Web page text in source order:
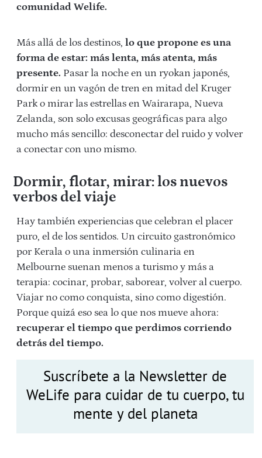
comunidad Welife.
Más allá de los destinos, lo que propone es una
forma de estar: más lenta, más atenta, más
presente. Pasar la noche en un ryokan japonés,
dormir en un vagón de tren en mitad del Kruger
Park o mirar las estrellas en Wairarapa, Nueva
Zelanda, son solo excusas geográficas para algo
mucho más sencillo: desconectar del ruido y volver
a conectar con uno mismo.
Dormir, flotar, mirar: los nuevos
verbos del viaje
Hay también experiencias que celebran el placer
puro, el de los sentidos. Un circuito gastronómico
por Kerala o una inmersión culinaria en
Melbourne suenan menos a turismo y más a
terapia: cocinar, probar, saborear, volver al cuerpo.
Viajar no como conquista, sino como digestión.
Porque quizá eso sea lo que nos mueve ahora:
recuperar el tiempo que perdimos corriendo
detrás del tiempo.
Suscríbete a la Newsletter de
WeLife para cuidar de tu cuerpo, tu
mente y del planeta